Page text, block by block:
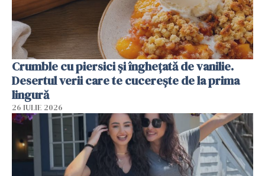
Crumble cu piersici și înghețată de vanilie.
Desertul verii care te cucerește de la prima
lingură
26 IULIE 2026